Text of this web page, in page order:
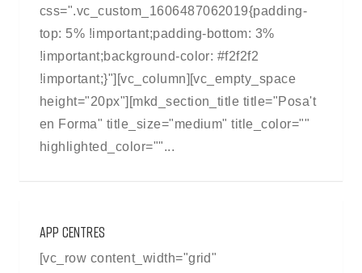
css=".vc_custom_1606487062019{padding-
top: 5% !important;padding-bottom: 3%
!important;background-color: #f2f2f2
!important;}"][vc_column][vc_empty_space
height="20px"][mkd_section_title title="Posa't
en Forma" title_size="medium" title_color=""
highlighted_color=""...
APP CENTRES
[vc_row content_width="grid"